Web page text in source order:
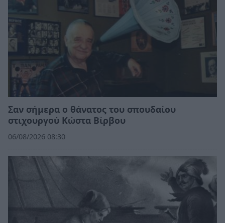
Σαν σήμερα ο θάνατος του σπουδαίου
στιχουργού Κώστα Βίρβου
06/08/2026 08:30